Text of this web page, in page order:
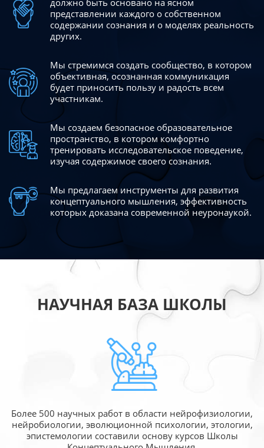
должно быть основано на ясном
представлении каждого о собственном
содержании сознания и о моделях реальность
других.
Мы стремимся создать сообщество, в котором
объективная, осознанная коммуникация
будет приносить пользу и радость всем
участникам.
Мы создаем безопасное образовательное
пространство, в котором комфортно
тренировать исследовательское поведение,
изучая содержимое своего сознания.
Мы предлагаем инструменты для развития
концептуального мышления, эффективность
которых доказана современной неуронаукой.
НАУЧНАЯ БАЗА ШКОЛЫ
Более 500 научных работ в области нейрофизиологии,
нейробиологии, эволюционной психологии, этологии,
эпистемологии составили основу курсов Школы